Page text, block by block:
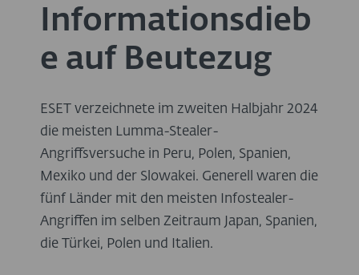
Informationsdieb
e auf Beutezug
ESET verzeichnete im zweiten Halbjahr 2024
die meisten Lumma-Stealer-
Angriffsversuche in Peru, Polen, Spanien,
Mexiko und der Slowakei. Generell waren die
fünf Länder mit den meisten Infostealer-
Angriffen im selben Zeitraum Japan, Spanien,
die Türkei, Polen und Italien.